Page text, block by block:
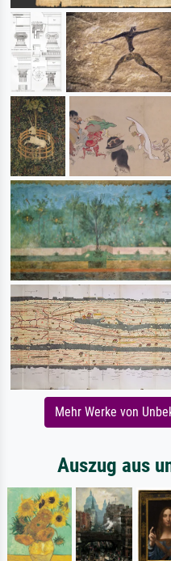
Mehr Werke von
Auszug aus